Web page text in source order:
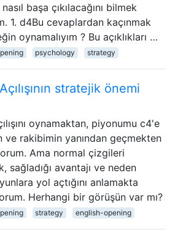
başa çıkılacağını bilmek
1. d4Bu cevaplardan kaçınmak
oynamalıyım ? Bu açıklıkları …
psychology strategy
stratejik önemi
oynamaktan, piyonumu c4'e
ve rakibimin yanından geçmekten
Ama normal çizgileri
sağladığı avantajı ve neden
yol açtığını anlamakta
Herhangi bir görüşün var mı?
strategy english-opening